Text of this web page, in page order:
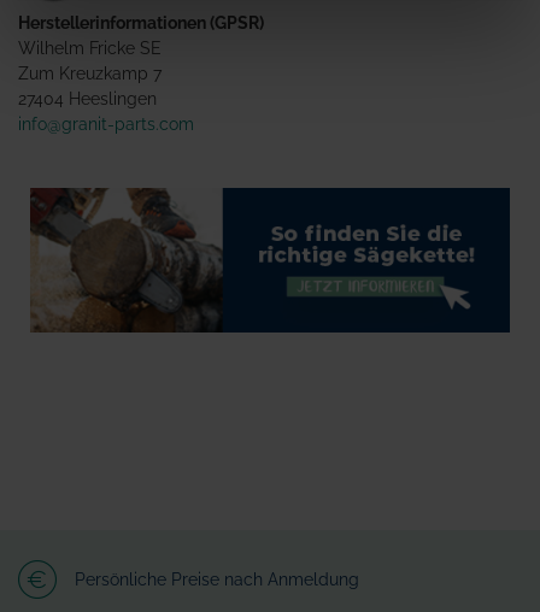
Herstellerinformationen (GPSR)
Wilhelm Fricke SE
Zum Kreuzkamp 7
27404 Heeslingen
info@granit-parts.com
Persönliche Preise nach Anmeldung